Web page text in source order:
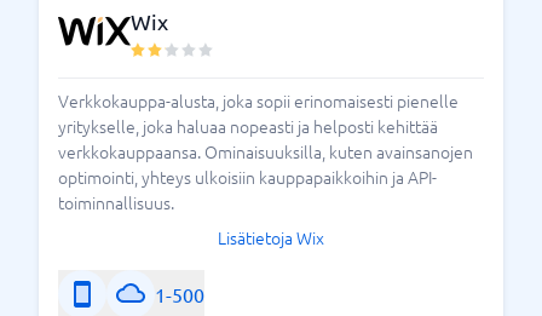
Wix
Verkkokauppa-alusta, joka sopii erinomaisesti pienelle
yritykselle, joka haluaa nopeasti ja helposti kehittää
verkkokauppaansa. Ominaisuuksilla, kuten avainsanojen
optimointi, yhteys ulkoisiin kauppapaikkoihin ja API-
toiminnallisuus.
Lisätietoja Wix
1-500